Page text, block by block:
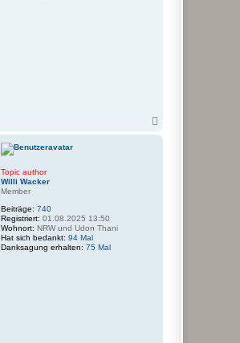
Topic author
Willi Wacker
Member
Beiträge: 740
Registriert: 01.08.2025 13:50
Wohnort: NRW und Udon Thani
Hat sich bedankt: 94 Mal
Danksagung erhalten: 75 Mal